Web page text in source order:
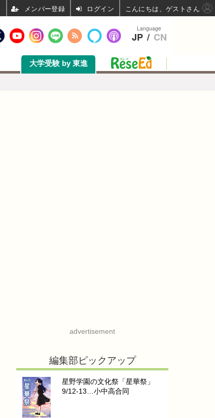
大学受験 by 東進
advertisement
編集部ピックアップ
星野学園の文化祭「星華祭」
9/12-13…小中高合同
Language
JP / CN
ログイン こんにちは、ゲストさん